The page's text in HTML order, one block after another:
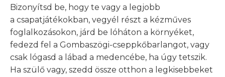
Bizonyítsd be, hogy te vagy a legjobb
a csapatjátékokban, vegyél részt a kézműves
foglalkozásokon, járd be lóháton a környéket,
fedezd fel a Gombaszögi-cseppkőbarlangot, vagy
csak lógasd a lábad a medencébe, ha úgy tetszik.
Ha szülő vagy, szedd össze otthon a legkisebbeket